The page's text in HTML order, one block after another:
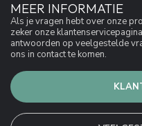
MEER INFORMATIE
Als je vragen hebt over onze
zeker onze
antwoorden op veelgestelde
ons in contact te komen.